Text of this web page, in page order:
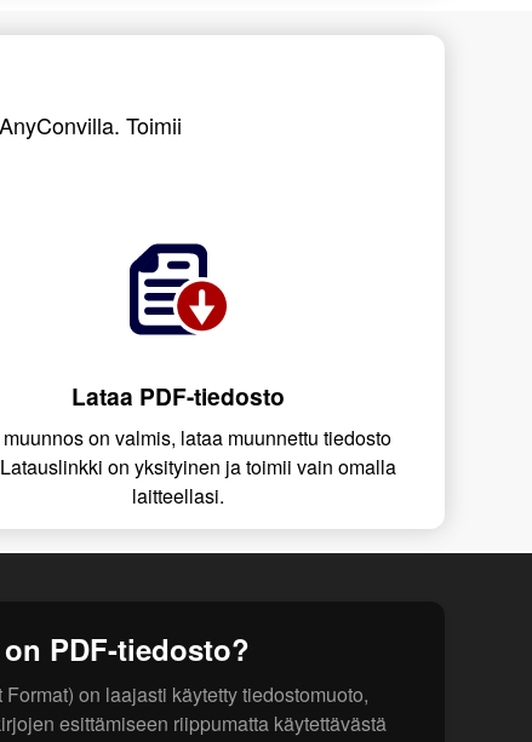
Toimii
Lataa PDF-tiedosto
on valmis, lataa muunnettu tiedosto
on yksityinen ja toimii vain omalla
laitteellasi.
PDF-tiedosto?
on laajasti käytetty tiedostomuoto,
esittämiseen riippumatta käytettävästä